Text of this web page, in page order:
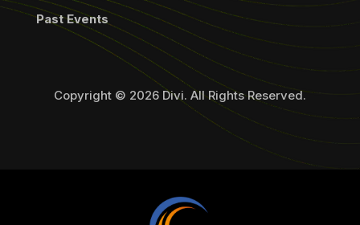
Past Events
Copyright © 2026 Divi. All Rights Reserved.